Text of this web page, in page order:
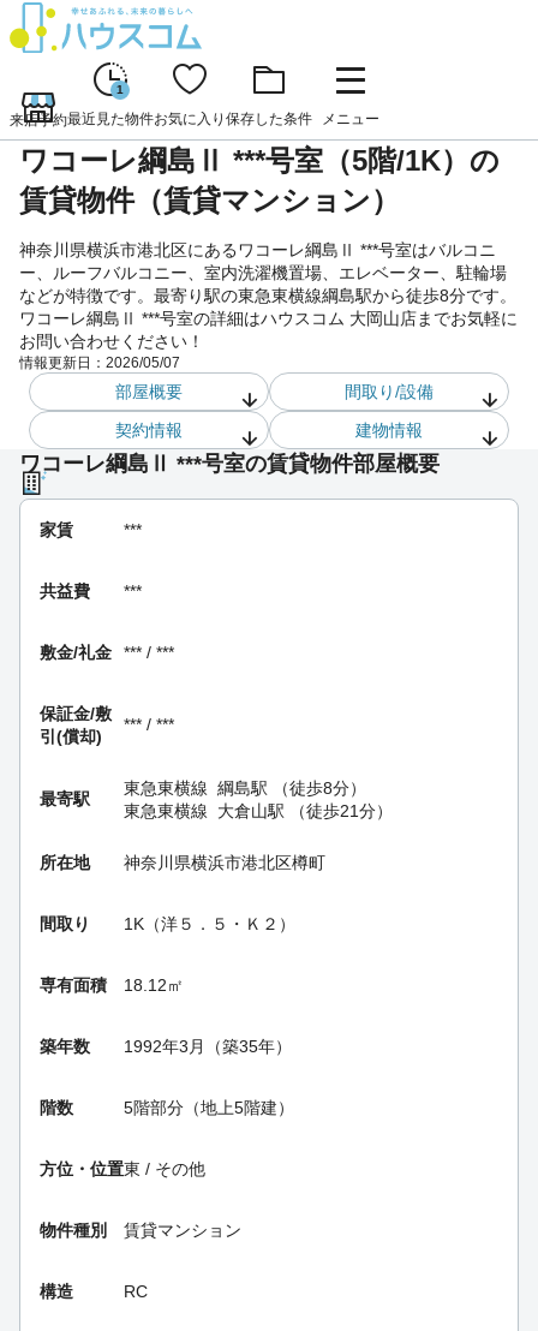
来店予約
1
最近見た物件お気に入り 保存した条件 メニュー
ワコーレ綱島Ⅱ ***号室（5階/1K）の
賃貸物件（賃貸マンション）
神奈川県横浜市港北区にあるワコーレ綱島Ⅱ ***号室はバルコニ
ー、ルーフバルコニー、室内洗濯機置場、エレベーター、駐輪場
などが特徴です。最寄り駅の東急東横線綱島駅から徒歩8分です。
ワコーレ綱島Ⅱ ***号室の詳細はハウスコム 大岡山店までお気軽に
お問い合わせください！
情報更新日： 2026/05/07
部屋概要
間取り/設備
契約情報
建物情報
ワコーレ綱島Ⅱ ***号室の賃貸物件部屋概要
家賃 ***
共益費 ***
敷金/礼金 *** / ***
保証金/敷
引(償却)
*** / ***
最寄駅
東急東横線 綱島駅 （徒歩8分）
東急東横線
大倉山駅 （徒歩21分）
所在地 神奈川県横浜市港北区樽町
間取り 1K（洋５．５・Ｋ２）
専有面積 18.12㎡
築年数 1992年3月（築35年）
階数 5階部分（地上5階建）
方位・位置東 / その他
物件種別 賃貸マンション
構造 RC